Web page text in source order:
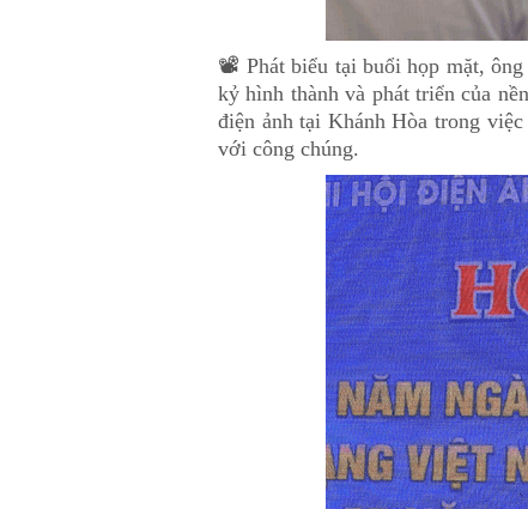
📽️ Phát biểu tại buổi họp mặt,
kỷ hình thành và phát triển của
điện ảnh tại Khánh Hòa trong
với công chúng.